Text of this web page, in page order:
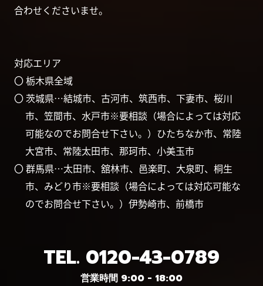
合わせくださいませ。
対応エリア
〇 栃木県全域
〇 茨城県…結城市、古河市、筑西市、下妻市、桜川
市、笠間市、水戸市※要相談（場合によっては対応
可能なのでお問合せ下さい。）ひたちなか市、常陸
大宮市、常陸太田市、那珂市、小美玉市
〇 群馬県…太田市、舘林市、邑楽町、大泉町、桐生
市、みどり市※要相談（場合によっては対応可能な
のでお問合せ下さい。）伊勢崎市、前橋市
TEL. 0120-43-0789
営業時間 9:00 - 18:00